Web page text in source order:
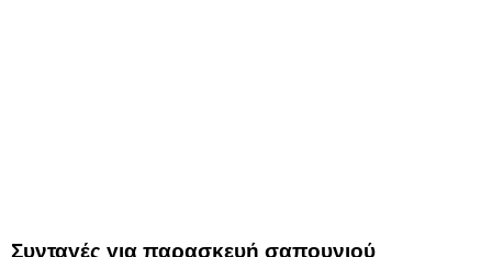
Συνταγές για παρασκευή σαπουνιού